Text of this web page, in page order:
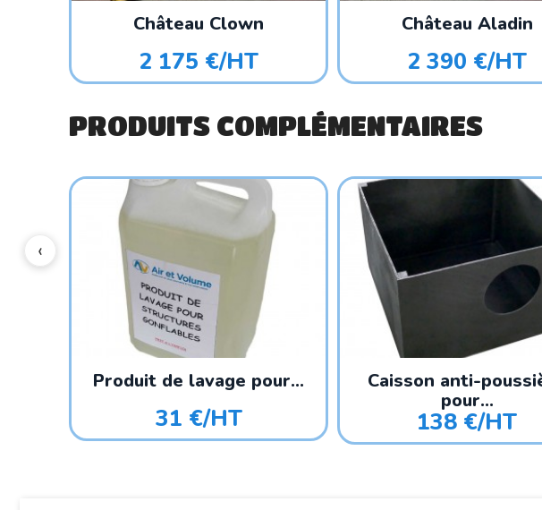
Château Clown
2 175 €/HT
Château Aladin
2 390 €/HT
PRODUITS COMPLÉMENTAIRES
Produit de lavage pour...
31 €/HT
Caisson anti-
pour...
138 €/HT